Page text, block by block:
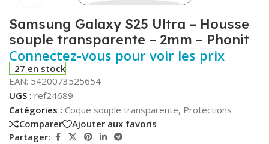
Samsung Galaxy S25 Ultra – Housse
souple transparente – 2mm – Phonit
Connectez-vous pour voir les prix
27 en stock
EAN: 5420073525654
UGS : ref24689
Catégories : Coque souple transparente, Protections
Comparer
Ajouter aux favoris
Partager: